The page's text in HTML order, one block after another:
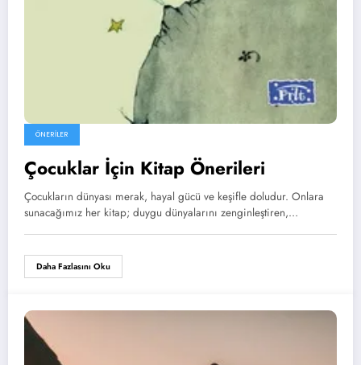
ÖNERILER
Çocuklar İçin Kitap Önerileri
Çocukların dünyası merak, hayal gücü ve keşifle doludur. Onlara
sunacağımız her kitap; duygu dünyalarını zenginleştiren,…
Daha Fazlasını Oku